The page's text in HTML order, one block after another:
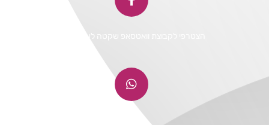
הצטרפי לקבוצת וואטסאפ שקטה לעדכונים